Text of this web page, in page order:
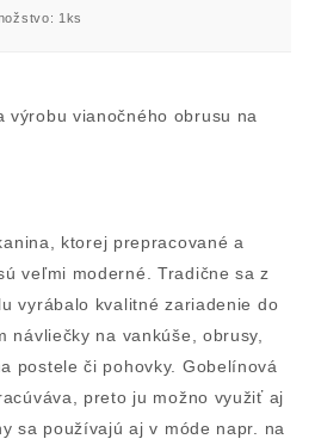
1ks
výrobu vianočného obrusu na
ktorej prepracované a
veľmi moderné. Tradične sa z
vyrábalo kvalitné zariadenie do
návliečky na vankúše, obrusy,
postele či pohovky. Gobelínová
preto ju možno využiť aj
sa používajú aj v móde napr. na